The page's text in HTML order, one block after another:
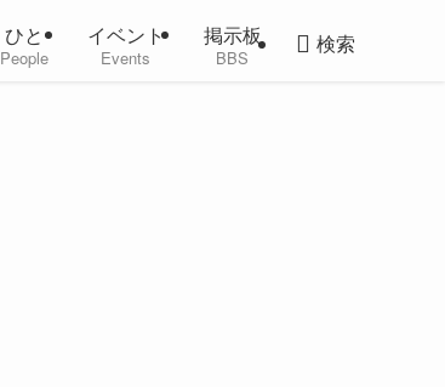
ひと
People
イベント
Events
掲示板
BBS
検索